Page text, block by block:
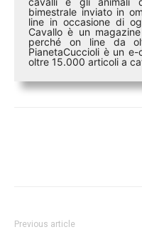
bimestrale inviato in
line in occasione di
Cavallo è un
perché on line da
PianetaCuccioli è un
oltre 15.000 articoli a
Previous article